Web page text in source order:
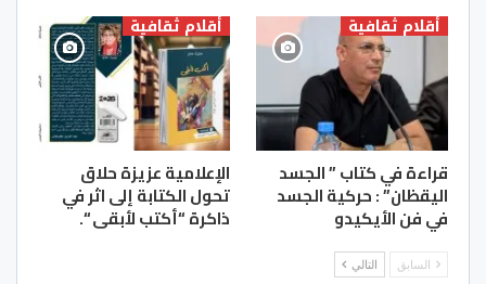
أقلام ثقافية
قراءة في كتاب ” الجسد
اليقظان” : حركية الجسد
في فن الأيكيدو
أقلام ثقافية
الإعلامية عزيزة حلاق
تحول الكتابة إلى اثر في
ذاكرة “أكتب لأبقى “.
السابق التالي